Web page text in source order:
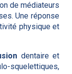
de médiateurs
Une réponse
physique et
dentaire et
squelettiques,